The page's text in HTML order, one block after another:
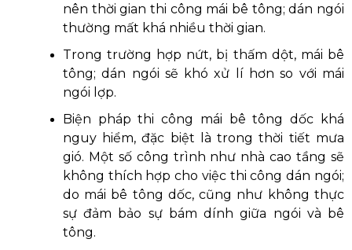
nên thời gian thi công mái bê tông; dán ngói
thường mất khá nhiều thời gian.
Trong trường hợp nứt, bị thấm dột, mái bê
tông; dán ngói sẽ khó xử lí hơn so với mái
ngói lợp.
Biện pháp thi công mái bê tông dốc khá
nguy hiểm, đặc biệt là trong thời tiết mưa
gió. Một số công trình như nhà cao tầng sẽ
không thích hợp cho việc thi công dán ngói;
do mái bê tông dốc, cũng như không thực
sự đảm bảo sự bám dính giữa ngói và bê
tông.